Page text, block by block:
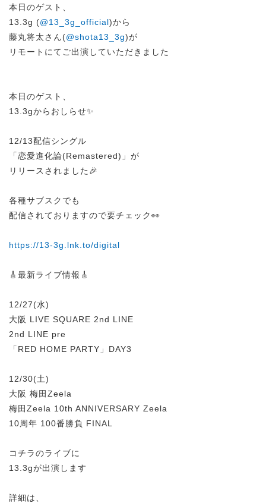
本日のゲスト、
13.3g (@13_3g_official)から
藤丸将太さん(@shota13_3g)が
リモートにてご出演していただきました
本日のゲスト、
13.3gからおしらせ✨
12/13配信シングル
「恋愛進化論(Remastered)」が
リリースされました🎉
各種サブスクでも
配信されておりますので要チェック👀
https://13-3g.lnk.to/digital
🎸最新ライブ情報🎸
12/27(水)
大阪 LIVE SQUARE 2nd LINE
2nd LINE pre
「RED HOME PARTY」DAY3
12/30(土)
大阪 梅田Zeela
梅田Zeela 10th ANNIVERSARY Zeela
10周年 100番勝負 FINAL
コチラのライブに
13.3gが出演します
詳細は、